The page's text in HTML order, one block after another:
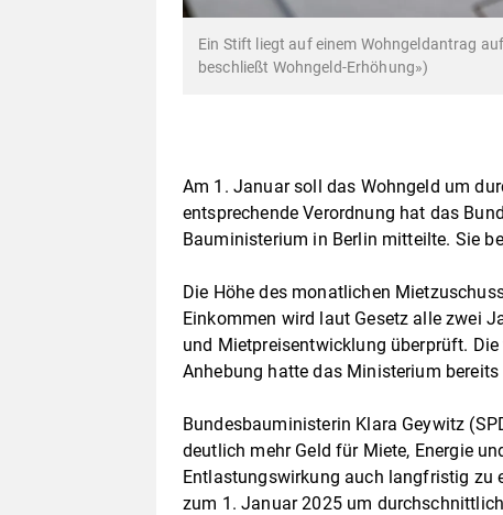
Ein Stift liegt auf einem Wohngeldantrag
beschließt Wohngeld-Erhöhung»)
Am 1. Januar soll das Wohngeld um
entsprechende Verordnung hat das
Bauministerium in Berlin mitteilte. Sie
Die Höhe des monatlichen
Einkommen wird laut Gesetz alle zwei
und Mietpreisentwicklung überprüft.
Anhebung hatte das Ministerium
Bundesbauministerin Klara Geywitz
deutlich mehr Geld für Miete, Energie
Entlastungswirkung auch langfristig zu
zum 1. Januar 2025 um